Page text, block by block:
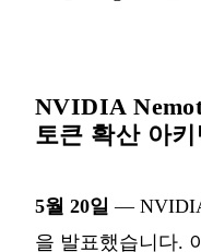
NVIDIA
토큰 확산 아키
5월 20일 —
을 발표했습니다.